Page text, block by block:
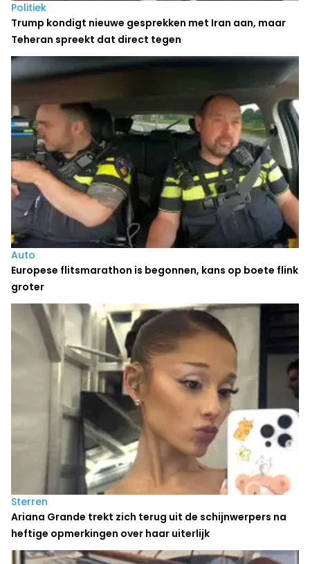
Politiek
Trump kondigt nieuwe gesprekken met Iran aan, maar
Teheran spreekt dat direct tegen
Auto
Europese flitsmarathon is begonnen, kans op boete flink
groter
Sterren
Ariana Grande trekt zich terug uit de schijnwerpers na
heftige opmerkingen over haar uiterlijk